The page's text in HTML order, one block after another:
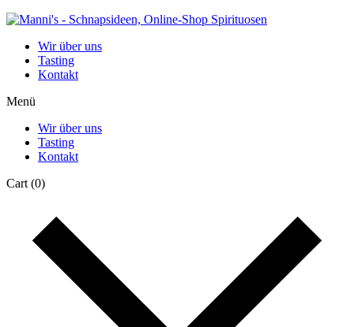
Wir über uns
Tasting
Kontakt
Menü
Wir über uns
Tasting
Kontakt
Cart (0)